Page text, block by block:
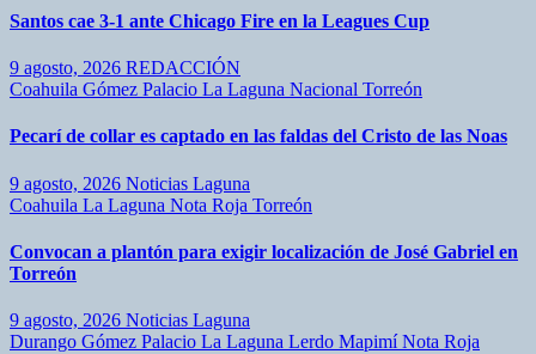
Santos cae 3-1 ante Chicago Fire en la Leagues Cup
9 agosto, 2026 REDACCIÓN
Coahuila Gómez Palacio La Laguna Nacional Torreón
Pecarí de collar es captado en las faldas del Cristo de las Noas
9 agosto, 2026 Noticias Laguna
Coahuila La Laguna Nota Roja Torreón
Convocan a plantón para exigir localización de José Gabriel en
Torreón
9 agosto, 2026 Noticias Laguna
Durango Gómez Palacio La Laguna Lerdo MapimíNota Roja